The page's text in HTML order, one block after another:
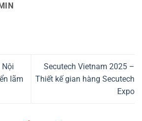
Nội
lãm
Secutech Vietnam 2025 –
Thiết kế gian hàng Secutech
Expo